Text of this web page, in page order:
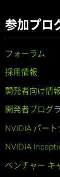
参加プロ
フォーラム
採用情報
開発者向け情
開発者プログ
NVIDIA パー
NVIDIA
ベンチャー キ